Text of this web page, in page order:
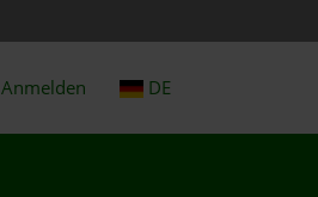
Anmelden DE